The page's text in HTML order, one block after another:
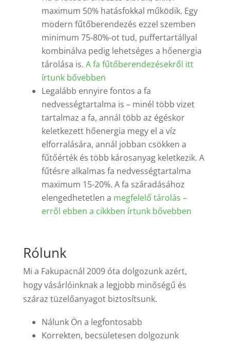
maximum 50% hatásfokkal működik. Egy
modern fűtőberendezés ezzel szemben
minimum 75-80%-ot tud, puffertartállyal
kombinálva pedig lehetséges a hőenergia
tárolása is. A fa fűtőberendezésekről itt
írtunk bővebben
Legalább ennyire fontos a fa
nedvességtartalma is – minél több vizet
tartalmaz a fa, annál több az égéskor
keletkezett hőenergia megy el a víz
elforralására, annál jobban csökken a
fűtőérték és több károsanyag keletkezik. A
fűtésre alkalmas fa nedvességtartalma
maximum 15-20%. A fa száradásához
elengedhetetlen a megfelelő tárolás –
erről ebben a cikkben írtunk bővebben
Rólunk
Mi a Fakupacnál 2009 óta dolgozunk azért,
hogy vásárlóinknak a legjobb minőségű és
száraz tüzelőanyagot biztosítsunk.
Nálunk Ön a legfontosabb
Korrekten, becsületesen dolgozunk